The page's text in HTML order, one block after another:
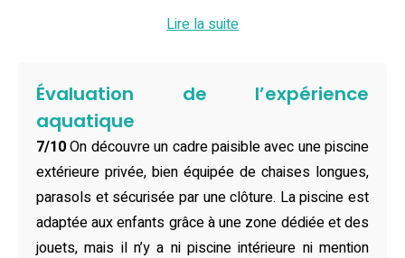
chance d’avoir choisi ce gîte avec piscine dans le Luberon.
Impossible de ne pas se sentir comme un roi dans cette
maison de vacances à Roussillon, conçue pour deux
adultes en quête de confort. La chambre double invite à
des nuits paisibles, tandis que la salle de bains moderne
et la cuisine équipée vous permettent de vivre comme à la
maison, en mieux (parce que personne ne juge si vous
Lire la suite
Évaluation de l’expérience
aquatique
7/10On découvre un cadre paisible avec une piscine
extérieure privée, bien équipée de chaises longues,
parasols et sécurisée par une clôture. La piscine est
adaptée aux enfants grâce à une zone dédiée et des
jouets, mais il n’y a ni piscine intérieure ni mention